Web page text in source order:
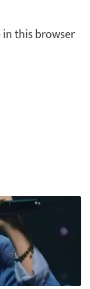
in this browser